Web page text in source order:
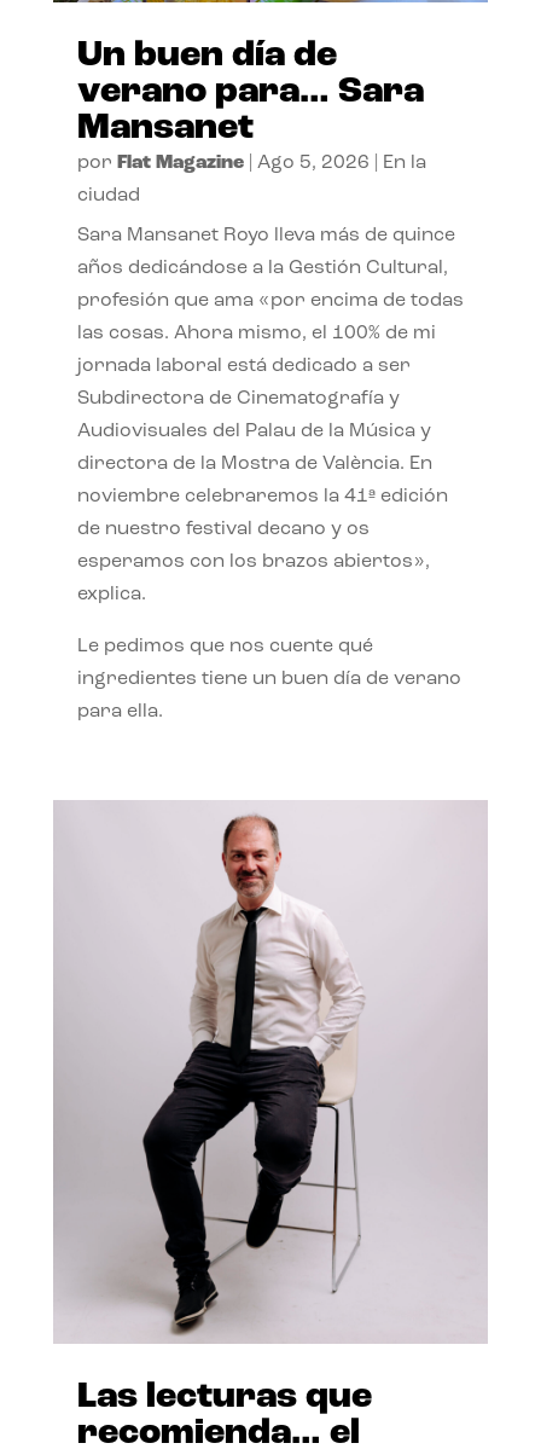
Un buen día de
verano para… Sara
Mansanet
por Flat Magazine| Ago 5, 2026
En la
ciudad
Sara Mansanet Royo lleva más de quince
años dedicándose a la Gestión Cultural,
profesión que ama «por encima de todas
las cosas. Ahora mismo, el 100% de mi
jornada laboral está dedicado a ser
Subdirectora de Cinematografía y
Audiovisuales del Palau de la Música y
directora de la Mostra de València. En
noviembre celebraremos la 41ª edición
de nuestro festival decano y os
esperamos con los brazos abiertos»,
explica.
Le pedimos que nos cuente qué
ingredientes tiene un buen día de verano
para ella.
Las lecturas que
recomienda… el